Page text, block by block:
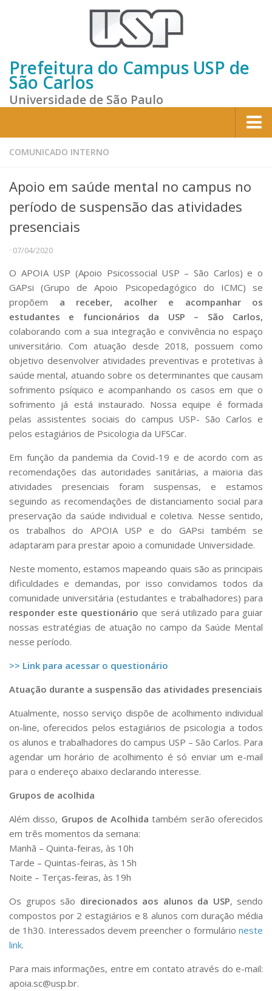
Prefeitura do Campus USP de
São Carlos
Universidade de São Paulo
Home
Sobre a Prefeitura
Gestão atual
Missão e Valores
Divisões e Seções
Comissões Internas
Pessoas
Localização
Serviços
Biblioteca
Administrativo e Financeiro
Segurança e Acessos
Obras e Manutenção
Transporte, Moradia e Alimentação
Promoção Social
Saúde Mental
Esporte, Arte e Cultura
Resíduos Químicos
Programas e Ações
Qualidade e Produtividade
Acessibilidade
Terceira Idade
Pequeno Cidadão
Campus Universitário
Sobre o Campus
Conselho Gestor
Fale Conosco
Telefones e E-mails
Enviar Mensagem
Urgências
COMUNICADO INTERNO
Apoio em saúde mental no campus no
período de suspensão das atividades
presenciais
· 07/04/2020
O APOIA USP (Apoio Psicossocial USP – São Carlos) e o
GAPsi (Grupo de Apoio Psicopedagógico do ICMC) se
propõem a receber, acolher e acompanhar os
estudantes e funcionários da USP – São Carlos,
colaborando com a sua integração e convivência no espaço
universitário. Com atuação desde 2018, possuem como
objetivo desenvolver atividades preventivas e protetivas à
saúde mental, atuando sobre os determinantes que causam
sofrimento psíquico e acompanhando os casos em que o
sofrimento já está instaurado. Nossa equipe é formada
pelas assistentes sociais do campus USP- São Carlos e
pelos estagiários de Psicologia da UFSCar.
Em função da pandemia da Covid-19 e de acordo com as
recomendações das autoridades sanitárias, a maioria das
atividades presenciais foram suspensas, e estamos
seguindo as recomendações de distanciamento social para
preservação da saúde individual e coletiva. Nesse sentido,
os trabalhos do APOIA USP e do GAPsi também se
adaptaram para prestar apoio a comunidade Universidade.
Neste momento, estamos mapeando quais são as principais
dificuldades e demandas, por isso convidamos todos da
comunidade universitária (estudantes e trabalhadores) para
responder este questionário que será utilizado para guiar
nossas estratégias de atuação no campo da Saúde Mental
nesse período.
>> Link para acessar o questionário
Atuação durante a suspensão das atividades presenciais
Atualmente, nosso serviço dispõe de acolhimento individual
on-line, oferecidos pelos estagiários de psicologia a todos
os alunos e trabalhadores do campus USP – São Carlos. Para
agendar um horário de acolhimento é só enviar um e-mail
para o endereço abaixo declarando interesse.
Grupos de acolhida
Além disso, Grupos de Acolhida também serão oferecidos
em três momentos da semana:
Manhã – Quinta-feiras, às 10h
Tarde – Quintas-feiras, às 15h
Noite – Terças-feiras, às 19h
Os grupos são direcionados aos alunos da USP, sendo
compostos por 2 estagiários e 8 alunos com duração média
de 1h30. Interessados devem preencher o formulário neste
link.
Para mais informações, entre em contato através do e-mail:
apoia.sc@usp.br.